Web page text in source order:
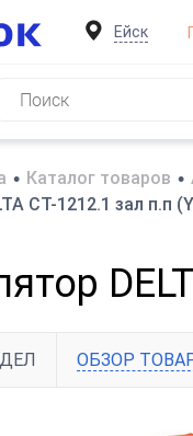
Ейск
• Каталог товаров •
СТ-1212.1 зал п.п
ОБЗОР